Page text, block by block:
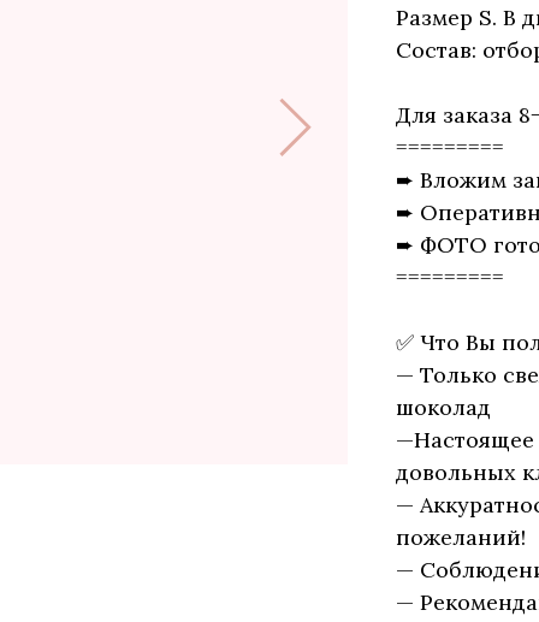
Размер S. В
Состав:
Для заказа
=========
➨ Вложим
➨
➨ ФОТО
=========
✅ Что Вы
— Только
шоколад
—Настоящее
довольных
—
пожеланий!
—
—